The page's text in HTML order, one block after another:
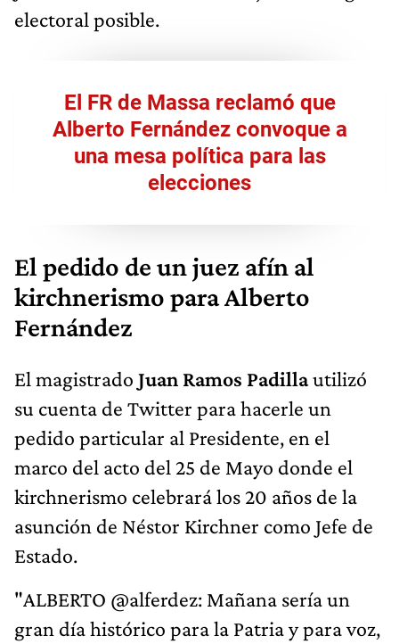
electoral posible.
El FR de Massa reclamó que
Alberto Fernández convoque a
una mesa política para las
elecciones
El pedido de un juez afín al
kirchnerismo para Alberto
Fernández
El magistrado Juan Ramos Padillautilizó
su cuenta de Twitter para hacerle un
pedido particular al Presidente, en el
marco del acto del 25 de Mayo donde el
kirchnerismo celebrará los 20 años de la
asunción de Néstor Kirchner como Jefe de
Estado.
"ALBERTO @alferdez: Mañana sería un
gran día histórico para la Patria y para voz,